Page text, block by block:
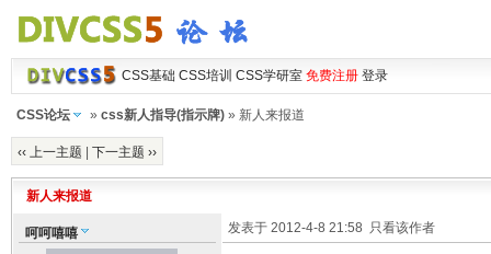
CSS基础 CSS培训 CSS学研室 免费注册 登录
CSS论坛 » css新人指导(指示牌)» 新人来报道
‹‹ 上一主题 下一主题 ››
新人来报道
呵呵嘻嘻 发表于 2012-4-8 21:58 只看该作者